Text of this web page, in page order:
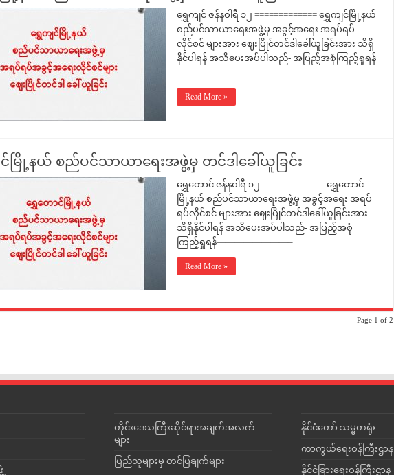
ရွှေကျင် ဇန်နဝါရီ ၁၂ ============= ရွှေကျင်မြို့နယ်
စည်ပင်သာယာရေးအဖွဲ့မှ အခွင့်အရေး အရပ်ရပ်
လိုင်စင် များအား ဈေးပြိုင်တင်ဒါခေါ်ယူခြင်းအား သိရှိ
နိုင်ပါရန် အသိပေးအပ်ပါသည်- အပြည့်အစုံကြည့်ရှုရန်
————————–
Read More »
မြို့နယ် စည်ပင်သာယာရေးအဖွဲ့မှ တင်ဒါခေါ်ယူခြင်း
ရွှေတောင် ဇန်နဝါရီ ၁၂ ============= ရွှေတောင်
မြို့နယ် စည်ပင်သာယာရေးအဖွဲ့မှ အခွင့်အရေး အရပ်
ရပ်လိုင်စင် များအား ဈေးပြိုင်တင်ဒါခေါ်ယူခြင်းအား
သိရှိနိုင်ပါရန် အသိပေးအပ်ပါသည်- အပြည့်အစုံ
ကြည့်ရှုရန်————————–
Read More »
Page 1 of 2
တိုင်းဒေသကြီးဆိုင်ရာအချက်အလက်
များ
ပြည်သူများမှ တင်ပြချက်များ
နိုင်ငံတော် သမ္မတရုံး
ကာကွယ်ရေးဝန်ကြီးဌာန
နိုင်ငံခြားရေးဝန်ကြီးဌာန